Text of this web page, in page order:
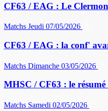
CF63 / EAG : Le
Matchs Jeudi 07/05/2026
CF63 / EAG : la conf'
Matchs Dimanche 03/05/2026
MHSC / CF63 : le résumé
Matchs Samedi 02/05/2026